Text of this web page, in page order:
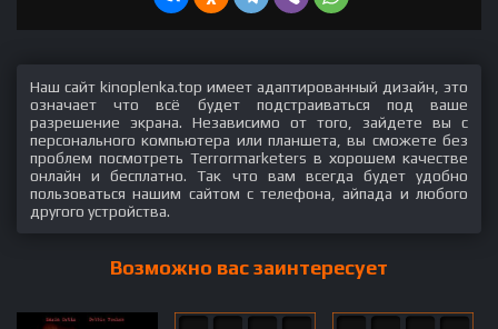
Наш сайт kinoplenka.top имеет адаптированный дизайн, это
означает что всё будет подстраиваться под ваше
разрешение экрана. Независимо от того, зайдете вы с
персонального компьютера или планшета, вы сможете без
проблем посмотреть Terrormarketers в хорошем качестве
онлайн и бесплатно. Так что вам всегда будет удобно
пользоваться нашим сайтом с телефона, айпада и любого
другого устройства.
Возможно вас заинтересует